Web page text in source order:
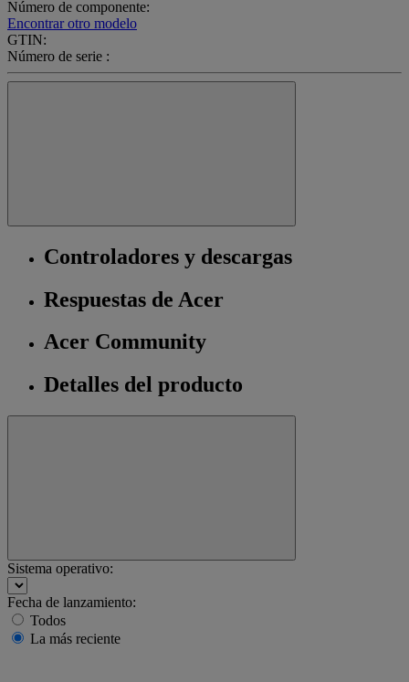
Número de componente:
Encontrar otro modelo
GTIN:
Número de serie :
Controladores y descargas
Respuestas de Acer
Acer Community
Detalles del producto
Sistema operativo:
Fecha de lanzamiento:
Todos
La más reciente